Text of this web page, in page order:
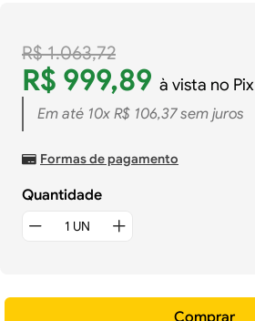
R$ 1.063,72
R$ 999,89 à vista no Pix
Em até 10x R$ 106,37sem juros
Formas de pagamento
Quantidade